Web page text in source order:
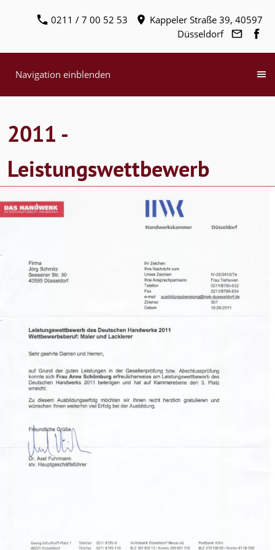
0211 / 7 00 52 53
Kappeler Straße 39, 40597
Düsseldorf
Navigation einblenden
2011 -
Leistungswettbewerb